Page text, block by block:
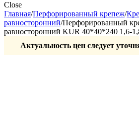
Close
Главная/Перфорированный крепеж/
равносторонний/Перфорированный
равносторонний KUR 40*40*240 1,6-
Актуальность цен следует